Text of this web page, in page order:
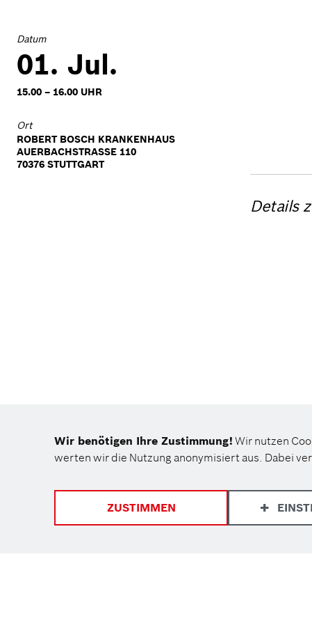
Datum
01. Jul.
15.00 – 16.00 UHR
Ort
ROBERT BOSCH KRANKENHAUS
AUERBACHSTRASSE 110
70376 STUTTGART
Details
Wir benötigen Ihre Zustimmung! Wir nutzen
werten wir die Nutzung anonymisiert aus. Dabei
ZUSTIMMEN